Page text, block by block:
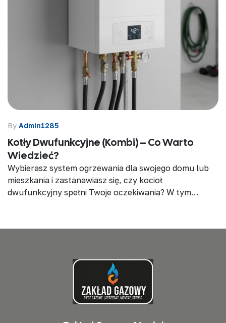
By Admin1285
Kotły Dwufunkcyjne (kombi) – Co Warto
Wiedzieć?
Wybierasz system ogrzewania dla swojego domu lub
mieszkania i zastanawiasz się, czy kocioł
dwufunkcyjny spełni Twoje oczekiwania? W tym